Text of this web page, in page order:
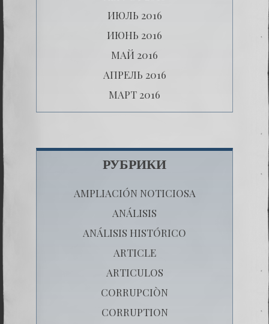
ИЮЛЬ 2016
ИЮНЬ 2016
МАЙ 2016
АПРЕЛЬ 2016
МАРТ 2016
РУБРИКИ
AMPLIACIÓN NOTICIOSA
ANÁLISIS
ANÁLISIS HISTÓRICO
ARTICLE
ARTICULOS
CORRUPCIÒN
CORRUPTION